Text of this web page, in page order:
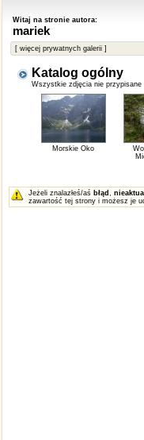
Witaj na stronie autora:
mariek
[ więcej prywatnych galerii ]
Katalog ogólny
Wszystkie zdjęcia nie
Morskie Oko
Jeżeli znalazłeś/aś błąd ,
zawartość tej strony i możesz je